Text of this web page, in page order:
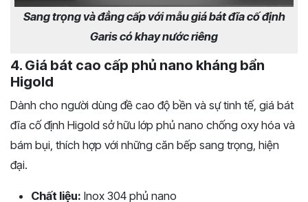
Sang trọng và đẳng cấp với mẫu giá bát đĩa cố định
Garis có khay nước riêng
4. Giá bát cao cấp phủ nano kháng bẩn
Higold
Dành cho người dùng đề cao độ bền và sự tinh tế, giá bát
đĩa cố định Higold sở hữu lớp phủ nano chống oxy hóa và
bám bụi, thích hợp với những căn bếp sang trọng, hiện
đại.
Chất liệu: Inox 304 phủ nano